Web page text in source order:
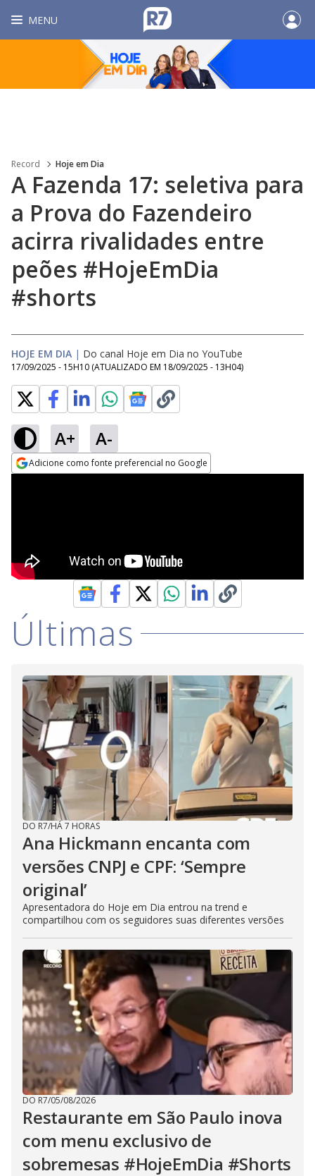
MENU
Record Hoje em Dia
A Fazenda 17: seletiva para
a Prova do Fazendeiro
acirra rivalidades entre
peões #HojeEmDia
#shorts
HOJE EM DIA | Do canal Hoje em Dia no YouTube
17/09/2025 - 15H10 (ATUALIZADO EM 18/09/2025 - 13H04)
A+ A-
Adicione como fonte preferencial no Google
Últimas
DO R7/HÁ 7 HORAS
Ana Hickmann encanta com
versões CNPJ e CPF: ‘Sempre
original’
Apresentadora do Hoje em Dia entrou na trend e
compartilhou com os seguidores suas diferentes versões
DO R7/05/08/2026
Restaurante em São Paulo inova
com menu exclusivo de
sobremesas #HojeEmDia #Shorts